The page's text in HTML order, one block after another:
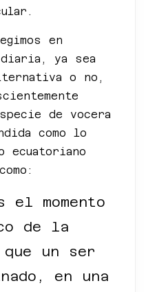
en
ya sea
o no,
de vocera
como lo
ecuatoriano
el momento
de la
un ser
en una